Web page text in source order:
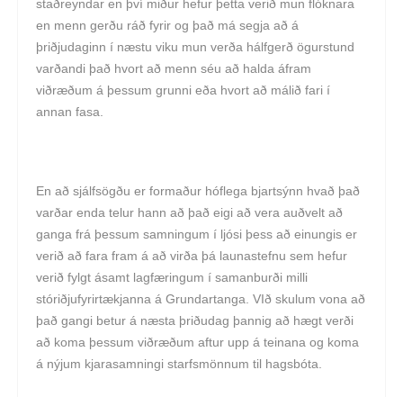
staðreyndar en því miður hefur þetta verið mun flóknara
en menn gerðu ráð fyrir og það má segja að á
þriðjudaginn í næstu viku mun verða hálfgerð ögurstund
varðandi það hvort að menn séu að halda áfram
viðræðum á þessum grunni eða hvort að málið fari í
annan fasa.
En að sjálfsögðu er formaður hóflega bjartsýnn hvað það
varðar enda telur hann að það eigi að vera auðvelt að
ganga frá þessum samningum í ljósi þess að einungis er
verið að fara fram á að virða þá launastefnu sem hefur
verið fylgt ásamt lagfæringum í samanburði milli
stóriðjufyrirtækjanna á Grundartanga. VIð skulum vona að
það gangi betur á næsta þriðudag þannig að hægt verði
að koma þessum viðræðum aftur upp á teinana og koma
á nýjum kjarasamningi starfsmönnum til hagsbóta.